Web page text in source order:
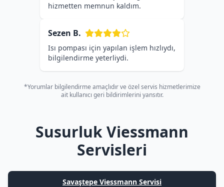
hizmetten memnun kaldım.
Sezen B.
Isı pompası için yapılan işlem hızlıydı,
bilgilendirme yeterliydi.
*Yorumlar bilgilendirme amaçlıdır ve özel servis hizmetlerimize
ait kullanıcı geri bildirimlerini yansıtır.
Susurluk Viessmann
Servisleri
Savaştepe Viessmann Servisi